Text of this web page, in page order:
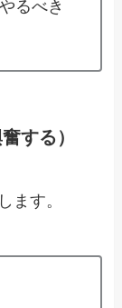
るべき
する）
ます。